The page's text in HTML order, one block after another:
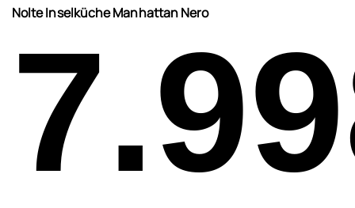
Nolte Inselküche Manhattan Nero